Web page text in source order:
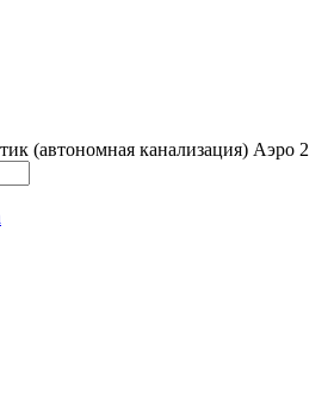
(автономная канализация) Аэро 2